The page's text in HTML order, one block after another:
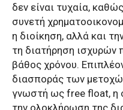
δεν είναι τυχαία,
συνετή
η διοίκηση, αλλά και
τη διατήρηση ισχυρών
βάθος χρόνου.
διασποράς των
γνωστή ως free float, η
την ολοκλήρωση της